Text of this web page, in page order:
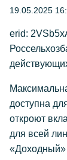
19.05.2025
erid:
доступна
откроют
для всей